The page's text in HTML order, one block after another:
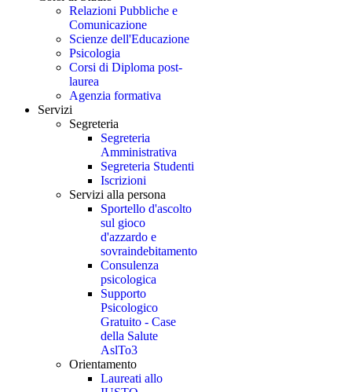
Relazioni Pubbliche e
Comunicazione
Scienze dell'Educazione
Psicologia
Corsi di Diploma post-
laurea
Agenzia formativa
Servizi
Segreteria
Segreteria
Amministrativa
Segreteria Studenti
Iscrizioni
Servizi alla persona
Sportello d'ascolto
sul gioco
d'azzardo e
sovraindebitamento
Consulenza
psicologica
Supporto
Psicologico
Gratuito - Case
della Salute
AslTo3
Orientamento
Laureati allo